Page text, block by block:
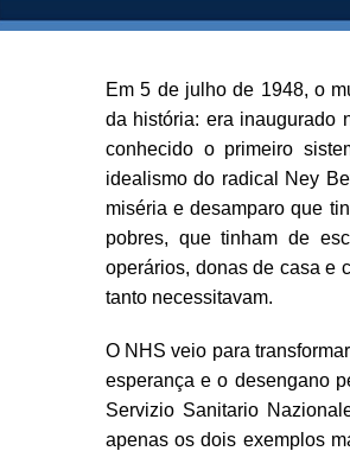
Em 5 de julho de 1948, o
da história: era inaugurado
conhecido o primeiro
idealismo do radical Ney
miséria e desamparo que
pobres, que tinham de
operários, donas de casa e
tanto necessitavam.
O NHS veio para
esperança e o desengano
Servizio Sanitario
apenas os dois exemplos